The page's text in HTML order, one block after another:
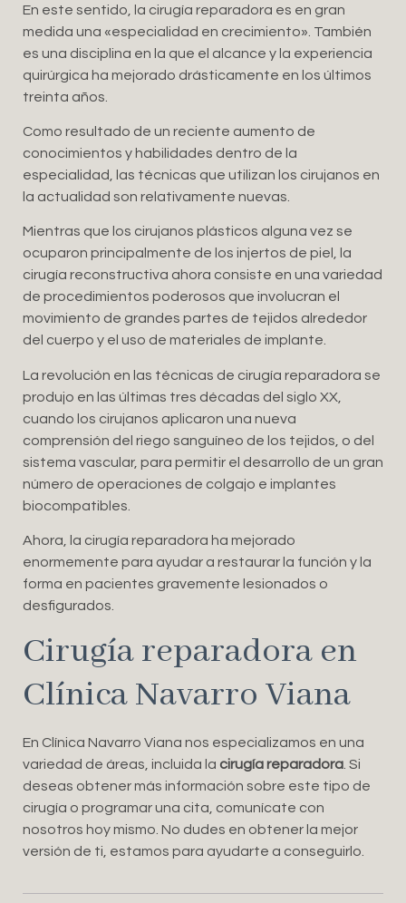
En este sentido, la cirugía reparadora es en gran
medida una «especialidad en crecimiento». También
es una disciplina en la que el alcance y la experiencia
quirúrgica ha mejorado drásticamente en los últimos
treinta años.
Como resultado de un reciente aumento de
conocimientos y habilidades dentro de la
especialidad, las técnicas que utilizan los cirujanos en
la actualidad son relativamente nuevas.
Mientras que los cirujanos plásticos alguna vez se
ocuparon principalmente de los injertos de piel, la
cirugía reconstructiva ahora consiste en una variedad
de procedimientos poderosos que involucran el
movimiento de grandes partes de tejidos alrededor
del cuerpo y el uso de materiales de implante.
La revolución en las técnicas de cirugía reparadora se
produjo en las últimas tres décadas del siglo XX,
cuando los cirujanos aplicaron una nueva
comprensión del riego sanguíneo de los tejidos, o del
sistema vascular, para permitir el desarrollo de un gran
número de operaciones de colgajo e implantes
biocompatibles.
Ahora, la cirugía reparadora ha mejorado
enormemente para ayudar a restaurar la función y la
forma en pacientes gravemente lesionados o
desfigurados.
Cirugía reparadora en
Clínica Navarro Viana
En Clínica Navarro Viana nos especializamos en una
variedad de áreas, incluida la cirugía reparadora . Si
deseas obtener más información sobre este tipo de
cirugía o programar una cita, comunícate con
nosotros hoy mismo. No dudes en obtener la mejor
versión de ti, estamos para ayudarte a conseguirlo.